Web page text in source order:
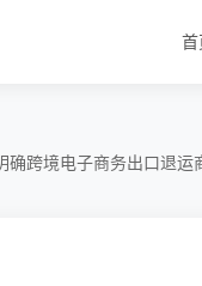
首
确跨境电子商务出口退运